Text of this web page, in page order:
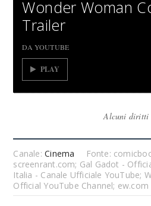
Wonder Woman
Trailer
DA YOUTUBE
PLAY
Alcuni diritti
Canale:Cinema
Fonte:
screenrant.com; Gal Gadot -
Italia - Canale Ufficiale YouTube;
Official YouTube Channel; ew.com